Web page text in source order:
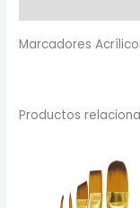
Marcadores
Productos